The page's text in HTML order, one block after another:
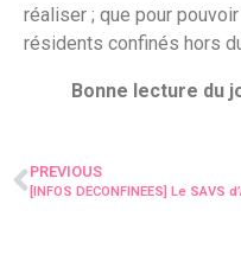
réaliser ; que pour
résidents confinés hors
Bonne lecture du
PREVIOUS